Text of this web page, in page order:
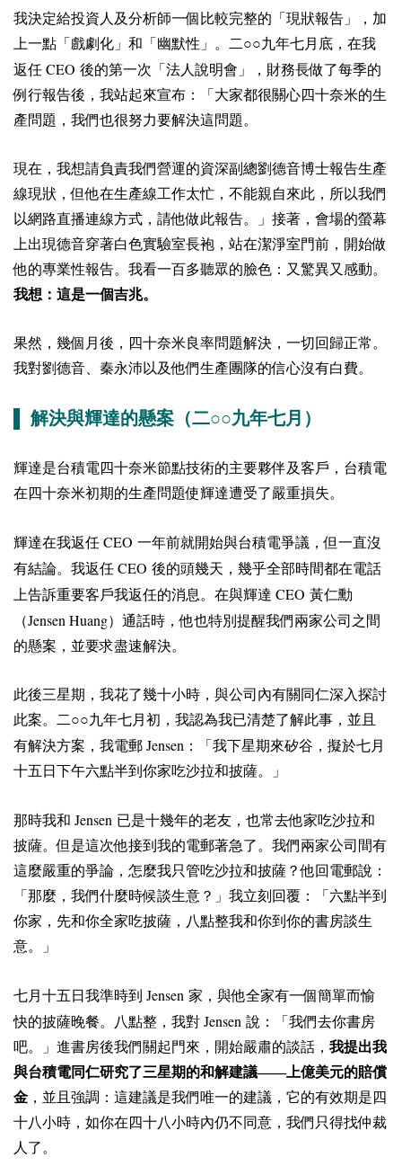
我決定給投資人及分析師一個比較完整的「現狀報告」，加
上一點「戲劇化」和「幽默性」。二○○九年七月底，在我
返任 CEO 後的第一次「法人說明會」，財務長做了每季的
例行報告後，我站起來宣布：「大家都很關心四十奈米的生
產問題，我們也很努力要解決這問題。
現在，我想請負責我們營運的資深副總劉德音博士報告生產
線現狀，但他在生產線工作太忙，不能親自來此，所以我們
以網路直播連線方式，請他做此報告。」接著，會場的螢幕
上出現德音穿著白色實驗室長袍，站在潔淨室門前，開始做
他的專業性報告。我看一百多聽眾的臉色：又驚異又感動。
我想：這是一個吉兆。
果然，幾個月後，四十奈米良率問題解決，一切回歸正常。
我對劉德音、秦永沛以及他們生產團隊的信心沒有白費。
▌ 解決與輝達的懸案（二○○九年七月）
輝達是台積電四十奈米節點技術的主要夥伴及客戶，台積電
在四十奈米初期的生產問題使輝達遭受了嚴重損失。
輝達在我返任 CEO 一年前就開始與台積電爭議，但一直沒
有結論。我返任 CEO 後的頭幾天，幾乎全部時間都在電話
上告訴重要客戶我返任的消息。在與輝達 CEO 黃仁勳
（Jensen Huang）通話時，他也特別提醒我們兩家公司之間
的懸案，並要求盡速解決。
此後三星期，我花了幾十小時，與公司內有關同仁深入探討
此案。二○○九年七月初，我認為我已清楚了解此事，並且
有解決方案，我電郵 Jensen ：「我下星期來矽谷，擬於七月
十五日下午六點半到你家吃沙拉和披薩。」
那時我和 Jensen 已是十幾年的老友，也常去他家吃沙拉和
披薩。但是這次他接到我的電郵著急了。我們兩家公司間有
這麼嚴重的爭論，怎麼我只管吃沙拉和披薩？他回電郵說：
「那麼，我們什麼時候談生意？」我立刻回覆：「六點半到
你家，先和你全家吃披薩，八點整我和你到你的書房談生
意。」
七月十五日我準時到 Jensen 家，與他全家有一個簡單而愉
快的披薩晚餐。八點整，我對 Jensen 說：「我們去你書房
吧。」進書房後我們關起門來，開始嚴肅的談話， 我提出我
與台積電同仁研究了三星期的和解建議——上億美元的賠償
金 ，並且強調：這建議是我們唯一的建議，它的有效期是四
十八小時，如你在四十八小時內仍不同意，我們只得找仲裁
人了。